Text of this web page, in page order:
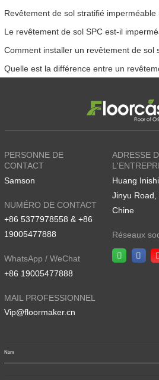
Revêtement de sol stratifié imperméable
Comment installer un revêtement de sol
PERSONNE DE
CONTACT
Samson
NUMÉRO DE CONTACT
+86 5377978558 & +86
19005477888
WhatsApp / WeChat
+86 19005477888
MAIL PROFESSIONNEL
Vip@floormaker.cn
ADRESSE
Huang
Jinyu Road,
Chine
Réseaux